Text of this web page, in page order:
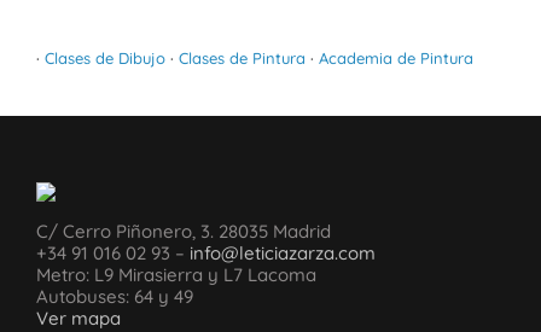
· Clases de Dibujo · Clases de Pintura · Academia de Pintura
C/ Cerro Piñonero, 3. 28035 Madrid
+34 91 016 02 93 – info@leticiazarza.com
Metro: L9 Mirasierra y L7 Lacoma
Autobuses: 64 y 49
Ver mapa